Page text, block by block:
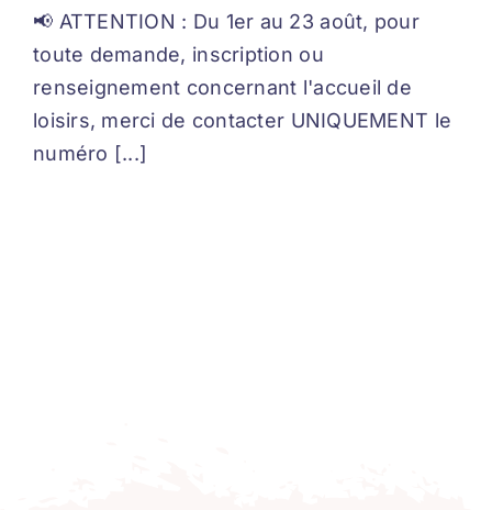
📢 ATTENTION : Du 1er au 23 août, pour
toute demande, inscription ou
renseignement concernant l'accueil de
loisirs, merci de contacter UNIQUEMENT le
numéro [...]